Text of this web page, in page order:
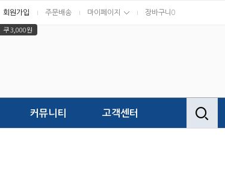
회원가입
쿠 3,000원
주문배송 마이페이지 장바구니0
커뮤니티 고객센터